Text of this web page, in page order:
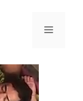
Menu